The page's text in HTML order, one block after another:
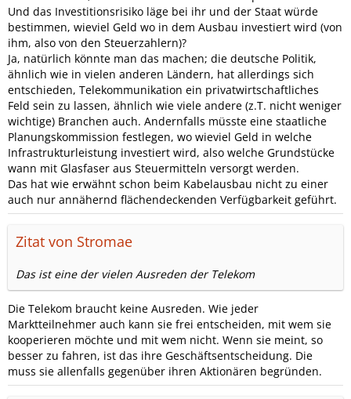
Und das Investitionsrisiko läge bei ihr und der Staat würde
bestimmen, wieviel Geld wo in dem Ausbau investiert wird (von
ihm, also von den Steuerzahlern)?
Ja, natürlich könnte man das machen; die deutsche Politik,
ähnlich wie in vielen anderen Ländern, hat allerdings sich
entschieden, Telekommunikation ein privatwirtschaftliches
Feld sein zu lassen, ähnlich wie viele andere (z.T. nicht weniger
wichtige) Branchen auch. Andernfalls müsste eine staatliche
Planungskommission festlegen, wo wieviel Geld in welche
Infrastrukturleistung investiert wird, also welche Grundstücke
wann mit Glasfaser aus Steuermitteln versorgt werden.
Das hat wie erwähnt schon beim Kabelausbau nicht zu einer
auch nur annähernd flächendeckenden Verfügbarkeit geführt.
Zitat von Stromae
Das ist eine der vielen Ausreden der Telekom
Die Telekom braucht keine Ausreden. Wie jeder
Marktteilnehmer auch kann sie frei entscheiden, mit wem sie
kooperieren möchte und mit wem nicht. Wenn sie meint, so
besser zu fahren, ist das ihre Geschäftsentscheidung. Die
muss sie allenfalls gegenüber ihren Aktionären begründen.